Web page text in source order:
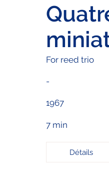
For reed trio
-
1967
7 min
Détails